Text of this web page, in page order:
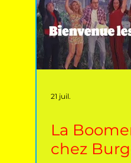
21 juil.
La
chez